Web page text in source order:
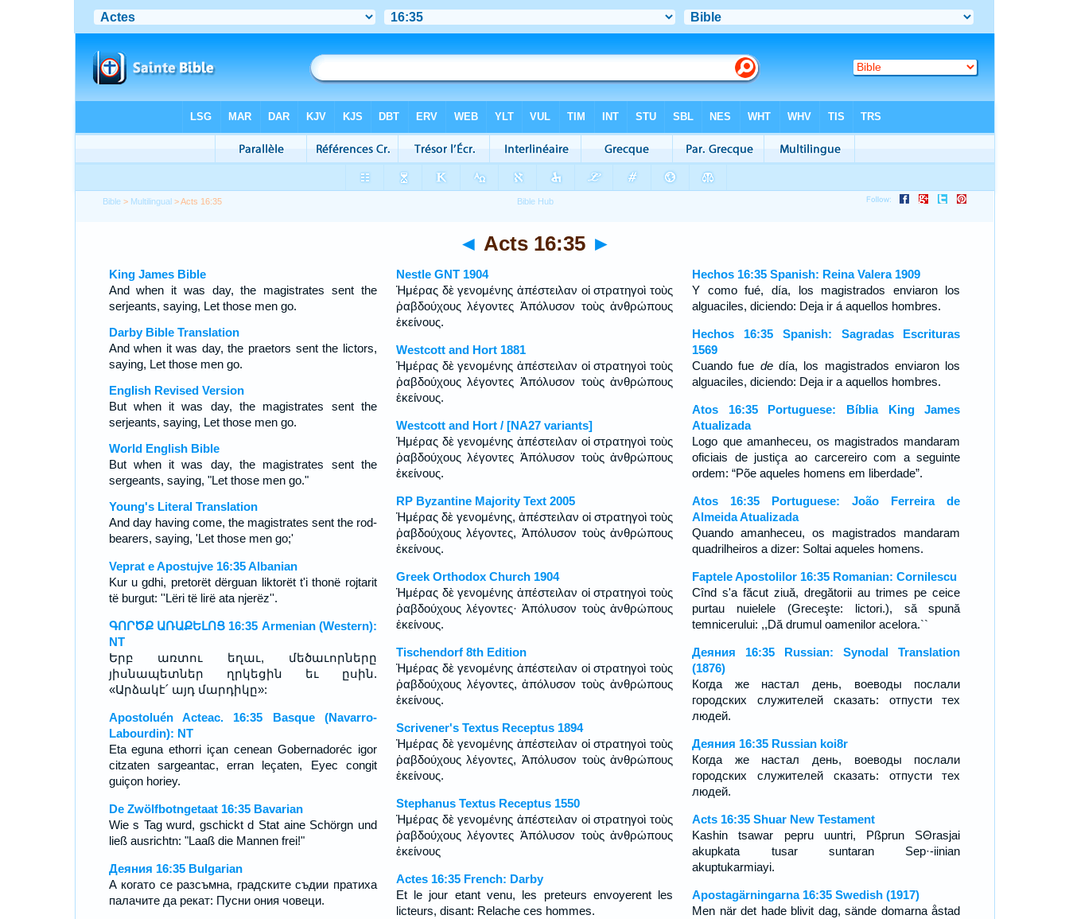
Bible > Multilingual > Acts 16:35
◄ Acts 16:35 ►
King James Bible
And when it was day, the magistrates sent the
serjeants, saying, Let those men go.
Darby Bible Translation
And when it was day, the praetors sent the lictors,
saying, Let those men go.
English Revised Version
But when it was day, the magistrates sent the
serjeants, saying, Let those men go.
World English Bible
But when it was day, the magistrates sent the
sergeants, saying, "Let those men go."
Young's Literal Translation
And day having come, the magistrates sent the rod-
bearers, saying, 'Let those men go;'
Veprat e Apostujve 16:35 Albanian
Kur u gdhi, pretorët dërguan liktorët t'i thonë rojtarit
të burgut: ''Lëri të lirë ata njerëz''.
ԳՈՐԾՔ ԱՌԱՔԵԼՈՑ 16:35 Armenian (Western):
NT
Երբ առտու եղաւ, մեծաւորները
յիսնապետներ ղրկեցին եւ ըսին.
«Արձակէ՛ այդ մարդիկը»:
Apostoluén Acteac. 16:35 Basque (Navarro-
Labourdin): NT
Eta eguna ethorri içan cenean Gobernadoréc igor
citzaten sargeantac, erran leçaten, Eyec congit
guiçon horiey.
De Zwölfbotngetaat 16:35 Bavarian
Wie s Tag wurd, gschickt d Stat aine Schörgn und
ließ ausrichtn: "Laaß die Mannen frei!"
Деяния 16:35 Bulgarian
А когато се разсъмна, градските съдии пратиха
палачите да рекат: Пусни ония човеци.
Nestle GNT 1904
Ἡμέρας δὲ γενομένης ἀπέστειλαν οἱ στρατηγοὶ τοὺς
ῥαβδούχους λέγοντες Ἀπόλυσον τοὺς ἀνθρώπους
ἐκείνους.
Westcott and Hort 1881
Ἡμέρας δὲ γενομένης ἀπέστειλαν οἱ στρατηγοὶ τοὺς
ῥαβδούχους λέγοντες Ἀπόλυσον τοὺς ἀνθρώπους
ἐκείνους.
Westcott and Hort / [NA27 variants]
Ἡμέρας δὲ γενομένης ἀπέστειλαν οἱ στρατηγοὶ τοὺς
ῥαβδούχους λέγοντες Ἀπόλυσον τοὺς ἀνθρώπους
ἐκείνους.
RP Byzantine Majority Text 2005
Ἡμέρας δὲ γενομένης, ἀπέστειλαν οἱ στρατηγοὶ τοὺς
ῥαβδούχους λέγοντες, Ἀπόλυσον τοὺς ἀνθρώπους
ἐκείνους.
Greek Orthodox Church 1904
Ἡμέρας δὲ γενομένης ἀπέστειλαν οἱ στρατηγοὶ τοὺς
ῥαβδούχους λέγοντες· Ἀπόλυσον τοὺς ἀνθρώπους
ἐκείνους.
Tischendorf 8th Edition
Ἡμέρας δὲ γενομένης ἀπέστειλαν οἱ στρατηγοὶ τοὺς
ῥαβδούχους λέγοντες, ἀπόλυσον τοὺς ἀνθρώπους
ἐκείνους.
Scrivener's Textus Receptus 1894
Ἡμέρας δὲ γενομένης ἀπέστειλαν οἱ στρατηγοὶ τοὺς
ῥαβδούχους λέγοντες, Ἀπόλυσον τοὺς ἀνθρώπους
ἐκείνους.
Stephanus Textus Receptus 1550
Ἡμέρας δὲ γενομένης ἀπέστειλαν οἱ στρατηγοὶ τοὺς
ῥαβδούχους λέγοντες Ἀπόλυσον τοὺς ἀνθρώπους
ἐκείνους
Actes 16:35 French: Darby
Et le jour etant venu, les preteurs envoyerent les
licteurs, disant: Relache ces hommes.
Hechos 16:35 Spanish: Reina Valera 1909
Y como fué, día, los magistrados enviaron los
alguaciles, diciendo: Deja ir á aquellos hombres.
Hechos 16:35 Spanish: Sagradas Escrituras
1569
Cuando fue dedía, los magistrados enviaron los
alguaciles, diciendo: Deja ir a aquellos hombres.
Atos 16:35 Portuguese: Bíblia King James
Atualizada
Logo que amanheceu, os magistrados mandaram
oficiais de justiça ao carcereiro com a seguinte
ordem: “Põe aqueles homens em liberdade”.
Atos 16:35 Portuguese: João Ferreira de
Almeida Atualizada
Quando amanheceu, os magistrados mandaram
quadrilheiros a dizer: Soltai aqueles homens.
Faptele Apostolilor 16:35 Romanian: Cornilescu
Cînd s'a făcut ziuă, dregătorii au trimes pe ceice
purtau nuielele (Greceşte: lictori.), să spună
temnicerului: ,,Dă drumul oamenilor acelora.``
Деяния 16:35 Russian: Synodal Translation
(1876)
Когда же настал день, воеводы послали
городских служителей сказать: отпусти тех
людей.
Деяния 16:35 Russian koi8r
Когда же настал день, воеводы послали
городских служителей сказать: отпусти тех
людей.
Acts 16:35 Shuar New Testament
Kashin tsawar pepru uuntri, Pßprun SΘrasjai
akupkata tusar suntaran Sep·-iinian
akuptukarmiayi.
Apostagärningarna 16:35 Swedish (1917)
Men när det hade blivit dag, sände domarna åstad